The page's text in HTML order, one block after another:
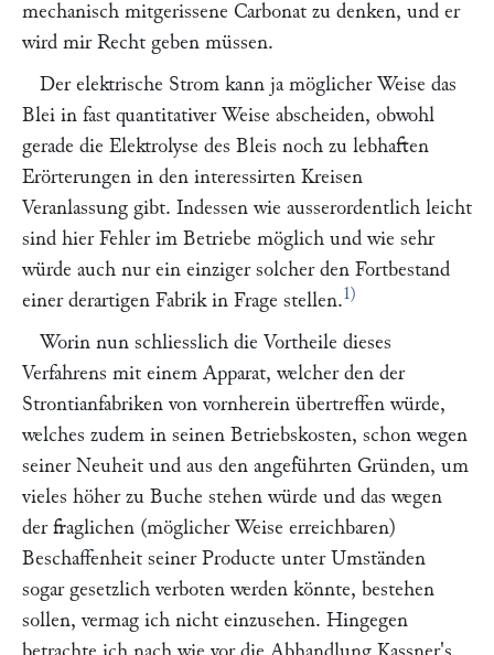
mechanisch mitgerissene Carbonat zu denken, und er
wird mir Recht geben müssen.
Der elektrische Strom kann ja möglicher Weise das
Blei in fast quantitativer Weise abscheiden, obwohl
gerade die Elektrolyse des Bleis noch zu lebhaften
Erörterungen in den interessirten Kreisen
Veranlassung gibt. Indessen wie ausserordentlich leicht
sind hier Fehler im Betriebe möglich und wie sehr
würde auch nur ein einziger solcher den Fortbestand
einer derartigen Fabrik in Frage stellen.1)
Worin nun schliesslich die Vortheile dieses
Verfahrens mit einem Apparat, welcher den der
Strontianfabriken von vornherein übertreffen würde,
welches zudem in seinen Betriebskosten, schon wegen
seiner Neuheit und aus den angeführten Gründen, um
vieles höher zu Buche stehen würde und das wegen
der fraglichen (möglicher Weise erreichbaren)
Beschaffenheit seiner Producte unter Umständen
sogar gesetzlich verboten werden könnte, bestehen
sollen, vermag ich nicht einzusehen. Hingegen